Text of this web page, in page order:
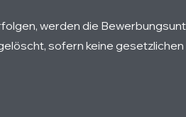
werden die
sofern keine